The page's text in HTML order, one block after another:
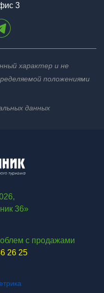
3
характер и не
положениями
данных
36»
с продажами
26 25